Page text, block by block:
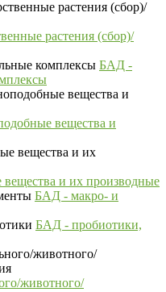
растения (сбор)/
БАД -
вещества и
и их производные
БАД - макро- и
БАД - пробиотики,
животного/